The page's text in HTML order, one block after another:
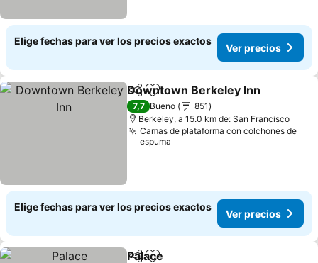
Elige fechas para ver los precios exactos
Ver precios
CompartirAgregar a favoritos
Downtown Berkeley Inn
7,7 Bueno
851
Berkeley, a 15.0 km de: San Francisco
Camas de plataforma con colchones de
espuma
Elige fechas para ver los precios exactos
Ver precios
Palace